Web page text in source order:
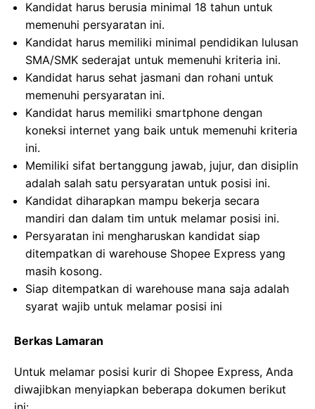
Kandidat harus berusia minimal 18 tahun untuk
memenuhi persyaratan ini.
Kandidat harus memiliki minimal pendidikan lulusan
SMA/SMK sederajat untuk memenuhi kriteria ini.
Kandidat harus sehat jasmani dan rohani untuk
memenuhi persyaratan ini.
Kandidat harus memiliki smartphone dengan
koneksi internet yang baik untuk memenuhi kriteria
ini.
Memiliki sifat bertanggung jawab, jujur, dan disiplin
adalah salah satu persyaratan untuk posisi ini.
Kandidat diharapkan mampu bekerja secara
mandiri dan dalam tim untuk melamar posisi ini.
Persyaratan ini mengharuskan kandidat siap
ditempatkan di warehouse Shopee Express yang
masih kosong.
Siap ditempatkan di warehouse mana saja adalah
syarat wajib untuk melamar posisi ini
Berkas Lamaran
Untuk melamar posisi kurir di Shopee Express, Anda
diwajibkan menyiapkan beberapa dokumen berikut